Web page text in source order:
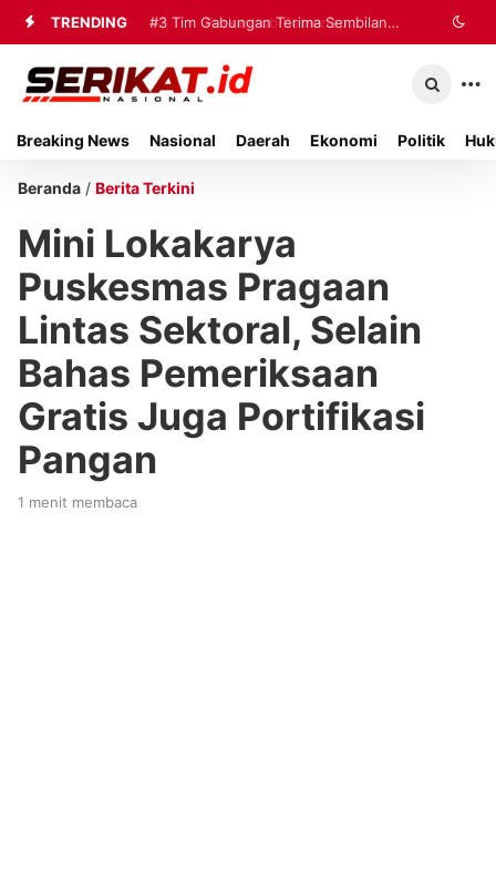
TRENDING #2 Perkimhub Sumenep
Matangkan Pelaksanaan RTLH 2026,
#3 Tim Gabungan Terima Sembilan
Korban Evakuasi KM Mutiara Sentosa
Breaking News Nasional Daerah Ekonomi Politik
Beranda / Berita Terkini
Mini Lokakarya
Puskesmas Pragaan
Lintas Sektoral, Selain
Bahas Pemeriksaan
Gratis Juga Portifikasi
Pangan
1 menit membaca